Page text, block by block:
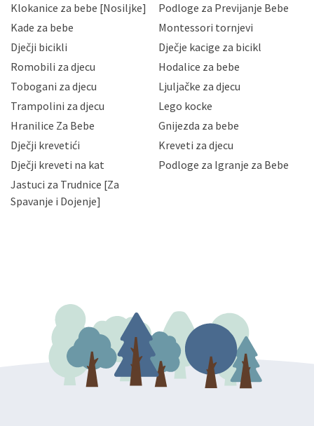
Hrvatske, a uvijek uz primjenu odgovarajućih tehničkih i
sigurnosnih mjera zaštite osobnih podataka od
neovlaštenog pristupa, zlouporabe, otkrivanja,
gubitka ili uništenja. Mae.hr štiti privatnost svojih
korisnika i posjetitelja web stranica, čuva povjerljivost
Vaših osobnih podataka te omogućava pristup i
priopćavanje osobnih podataka samo onim svojim
zaposlenicima kojima su isti potrebni radi provedbe
slučajevima koji su dozvoljeni zakonima. Napominjemo
da možete u svako doba, u potpunosti ili djelomice,
zatražiti prestanak aktivnosti obrade Vaših osobnih
podataka. Opoziv privole možete podnijeti poštom na
gore navedenu adresu ili e-mailom na adresu:
Klokanice za bebe [Nosiljke]
Podloge za Previjanje Bebe
Kade za bebe
Montessori tornjevi
Dječji bicikli
Dječje kacige za bicikl
Romobili za djecu
Hodalice za bebe
Tobogani za djecu
Ljuljačke za djecu
Trampolini za djecu
Lego kocke
Hranilice Za Bebe
Gnijezda za bebe
Dječji krevetići
Kreveti za djecu
Dječji kreveti na kat
Podloge za Igranje za Bebe
Jastuci za Trudnice [Za
Spavanje i Dojenje]